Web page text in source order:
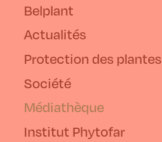
Belplant
Actualités
Protection des plantes
Société
Médiathèque
Institut Phytofar